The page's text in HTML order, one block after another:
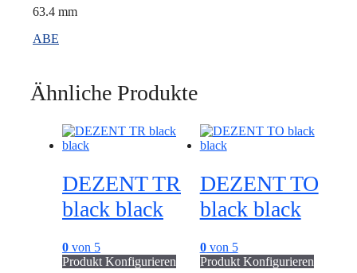
63.4 mm
ABE
Ähnliche Produkte
DEZENT TR
black black
0 von 5
Produkt Konfigurieren
DEZENT TO
black black
0von 5
Produkt Konfigurieren